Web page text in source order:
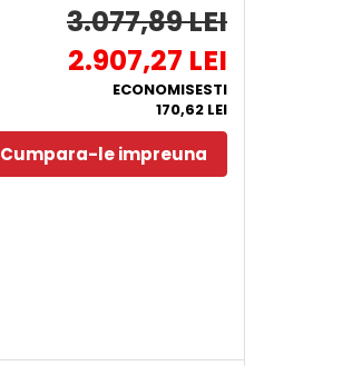
3.077,89 LEI
2.907,27 LEI
ECONOMISESTI
170,62 LEI
Cumpara-le impreuna